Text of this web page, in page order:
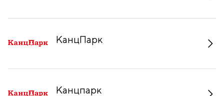
КанцПарк
Канцпарк